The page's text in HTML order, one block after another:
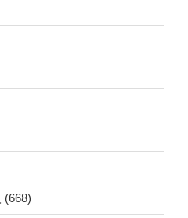
(668)